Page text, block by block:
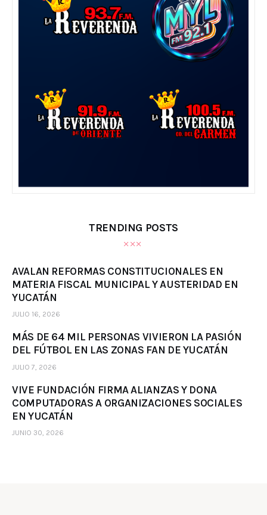
TRENDING POSTS
AVALAN REFORMAS CONSTITUCIONALES EN
MATERIA FISCAL MUNICIPAL Y AUSTERIDAD EN
YUCATÁN
JULIO 16, 2026
MÁS DE 64 MIL PERSONAS VIVIERON LA PASIÓN
DEL FÚTBOL EN LAS ZONAS FAN DE YUCATÁN
JULIO 7, 2026
VIVE FUNDACIÓN FIRMA ALIANZAS Y DONA
COMPUTADORAS A ORGANIZACIONES SOCIALES
EN YUCATÁN
JUNIO 30, 2026